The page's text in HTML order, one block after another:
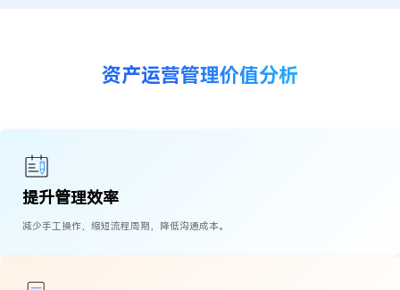
资产运营管理价值分析
提升管理效率
减少手工操作，缩短流程周期，降低沟通成本。